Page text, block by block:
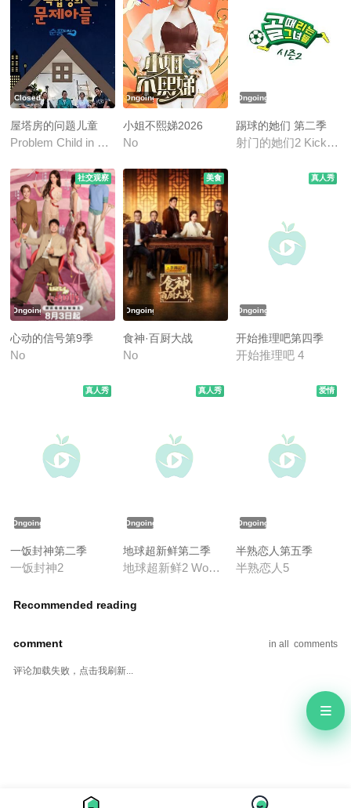
Closed
屋塔房的问题儿童
Problem Child in House The Problems of the Rooftop Room
Ongoing
小姐不熙娣2026
No
Ongoing
踢球的她们 第二季
射门的她们2 Kick a
社交观察
Ongoing
心动的信号第9季
No
美食
Ongoing
食神·百厨大战
No
真人秀
Ongoing
开始推理吧第四季
开始推理吧 4
真人秀
Ongoing
一饭封神第二季
一饭封神2
真人秀
Ongoing
地球超新鲜第二季
地球超新鲜2 Wow The World
爱情
Ongoing
半熟恋人第五季
半熟恋人5
Recommended reading
in all comments
comment
评论加载失败，点击我刷新...
